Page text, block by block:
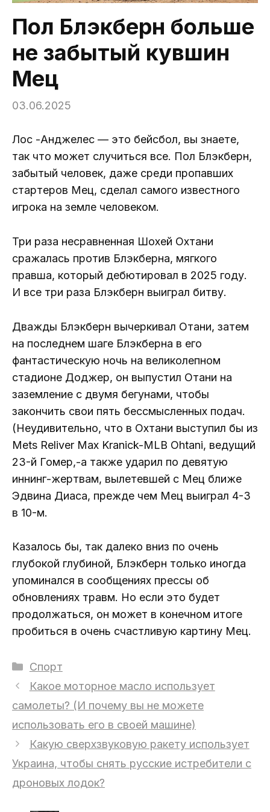
Пол Блэкберн больше
не забытый кувшин
Мец
03.06.2025
Лос -Анджелес — это бейсбол, вы знаете,
так что может случиться все. Пол Блэкберн,
забытый человек, даже среди пропавших
стартеров Мец, сделал самого известного
игрока на земле человеком.
Три раза несравненная Шохей Охтани
сражалась против Блэкберна, мягкого
правша, который дебютировал в 2025 году.
И все три раза Блэкберн выиграл битву.
Дважды Блэкберн вычеркивал Отани, затем
на последнем шаге Блэкберна в его
фантастическую ночь на великолепном
стадионе Доджер, он выпустил Отани на
заземление с двумя бегунами, чтобы
закончить свои пять бессмысленных подач.
(Неудивительно, что в Охтани выступил бы из
Mets Reliver Max Kranick-MLB Ohtani, ведущий
23-й Гомер,-а также ударил по девятую
иннинг-жертвам, вылетевшей с Мец ближе
Эдвина Диаса, прежде чем Мец выиграл 4-3
в 10-м.
Казалось бы, так далеко вниз по очень
глубокой глубиной, Блэкберн только иногда
упоминался в сообщениях прессы об
обновлениях травм. Но если это будет
продолжаться, он может в конечном итоге
пробиться в очень счастливую картину Мец.
Рубрики
Спорт
Какое моторное масло использует
самолеты? (И почему вы не можете
использовать его в своей машине)
Какую сверхзвуковую ракету использует
Украина, чтобы снять русские истребители с
дроновых лодок?